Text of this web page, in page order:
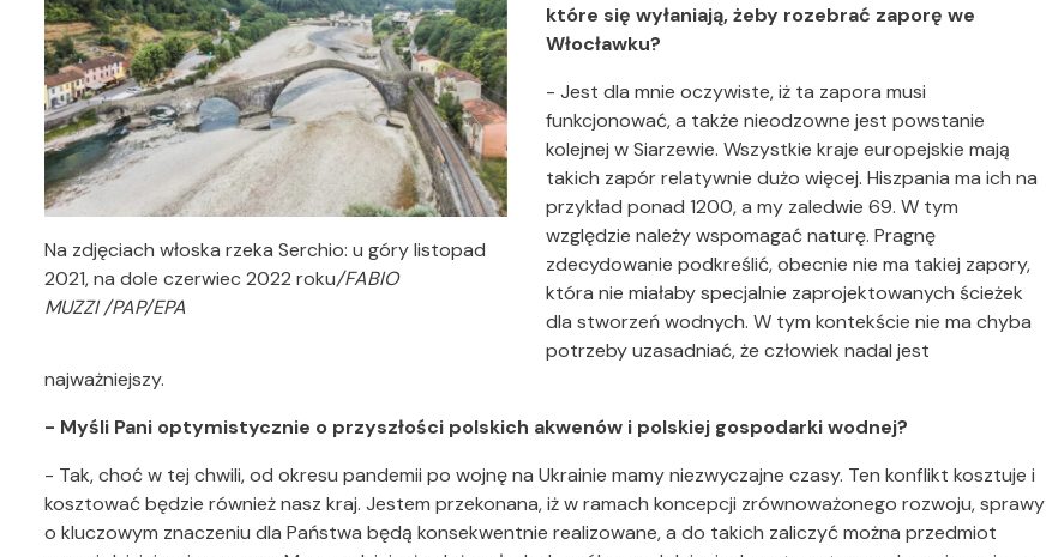
Na zdjęciach włoska rzeka Serchio: u góry listopad
2021, na dole czerwiec 2022 roku/FABIO
MUZZI /PAP/EPA
które się wyłaniają, żeby rozebrać zaporę we
Włocławku?
- Jest dla mnie oczywiste, iż ta zapora musi
funkcjonować, a także nieodzowne jest powstanie
kolejnej w Siarzewie. Wszystkie kraje europejskie mają
takich zapór relatywnie dużo więcej. Hiszpania ma ich na
przykład ponad 1200, a my zaledwie 69. W tym
względzie należy wspomagać naturę. Pragnę
zdecydowanie podkreślić, obecnie nie ma takiej zapory,
która nie miałaby specjalnie zaprojektowanych ścieżek
dla stworzeń wodnych. W tym kontekście nie ma chyba
potrzeby uzasadniać, że człowiek nadal jest
najważniejszy.
- Myśli Pani optymistycznie o przyszłości polskich akwenów i polskiej gospodarki wodnej?
- Tak, choć w tej chwili, od okresu pandemii po wojnę na Ukrainie mamy niezwyczajne czasy. Ten konflikt kosztuje i
kosztować będzie również nasz kraj. Jestem przekonana, iż w ramach koncepcji zrównoważonego rozwoju, sprawy
o kluczowym znaczeniu dla Państwa będą konsekwentnie realizowane, a do takich zaliczyć można przedmiot